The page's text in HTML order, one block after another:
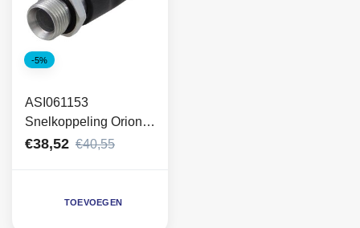
-5%
ASI061153
Snelkoppeling Orion
Prevost 1/2" uitwendig
€38,52 €40,55
TOEVOEGEN